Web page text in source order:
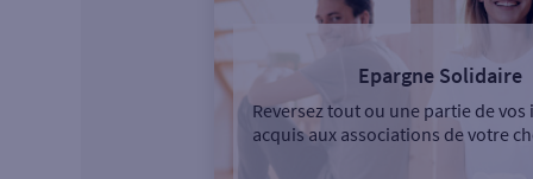
Epargne Solidaire
Reversez tout ou une partie de vos
acquis aux associations de votre